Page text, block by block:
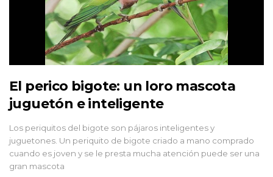
El perico bigote: un loro mascota
juguetón e inteligente
Los periquitos del bigote son pájaros inteligentes y
juguetones. Un periquito de bigote criado a mano comprado
cuando es joven y se le presta mucha atención puede ser una
gran mascota